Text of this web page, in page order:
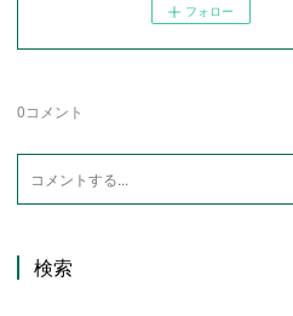
フォロー
0コメント
検索